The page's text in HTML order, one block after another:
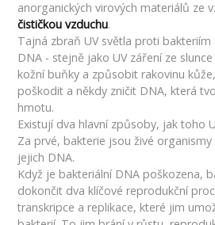
anorganických virových materiálů ze
čističkou vzduchu.
Tajná zbraň UV světla proti bakteriím
DNA - stejně jako UV záření ze
kožní buňky a způsobit rakovinu
poškodit a někdy zničit DNA, která
hmotu.
Existují dva hlavní způsoby, jak toho
Za prvé, bakterie jsou živé
jejich DNA.
Když je bakteriální DNA poškozena,
dokončit dva klíčové reprodukční
transkripce a replikace, které jim